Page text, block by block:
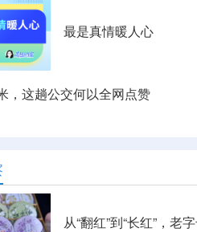
最是真情暖人心
，这趟公交何以全网点赞
从“翻红”到“长红”，老